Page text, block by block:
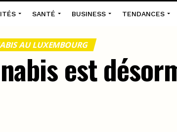
SANTÉ BUSINESS TENDANCES
AU LUXEMBOURG
est